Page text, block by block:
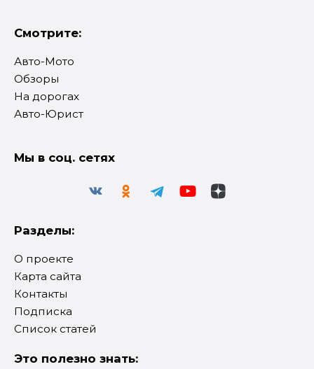
Смотрите:
Авто-Мото
Обзоры
На дорогах
Авто-Юрист
Мы в соц. сетях
Разделы:
О проекте
Карта сайта
Контакты
Подписка
Список статей
Это полезно знать: